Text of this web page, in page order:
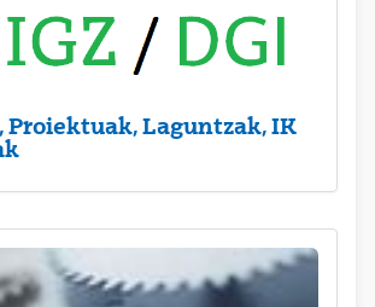
Proiektuak, Laguntzak, IK